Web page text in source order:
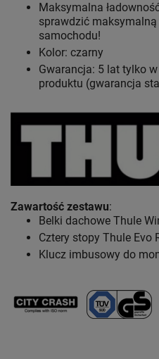
Maksymalna
sprawdzić
samochodu!
Kolor: czarny
Gwarancja: 5 lat tylko
produktu (gwarancja
Zawartość zestawu:
Belki dachowe Thule
Cztery stopy Thule Evo
Klucz imbusowy do